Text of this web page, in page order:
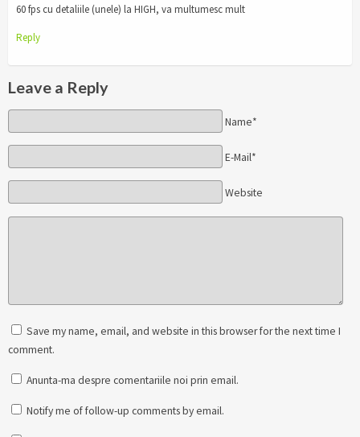
60 fps cu detaliile (unele) la HIGH, va multumesc mult
Reply
Leave a Reply
Name*
E-Mail*
Website
Save my name, email, and website in this browser for the next time I
comment.
Anunta-ma despre comentariile noi prin email.
Notify me of follow-up comments by email.